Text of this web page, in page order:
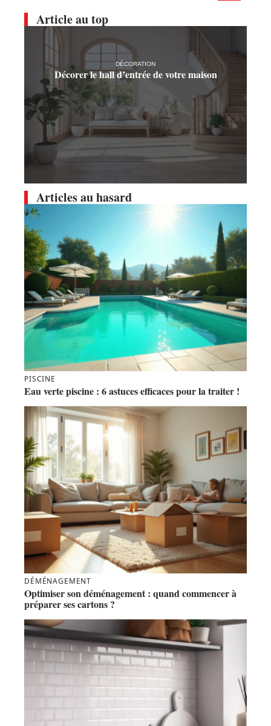
Article au top
DÉCORATION
Décorer le hall d’entrée de votre maison
Articles au hasard
PISCINE
Eau verte piscine : 6 astuces efficaces pour la traiter !
DÉMÉNAGEMENT
Optimiser son déménagement : quand commencer à
préparer ses cartons ?